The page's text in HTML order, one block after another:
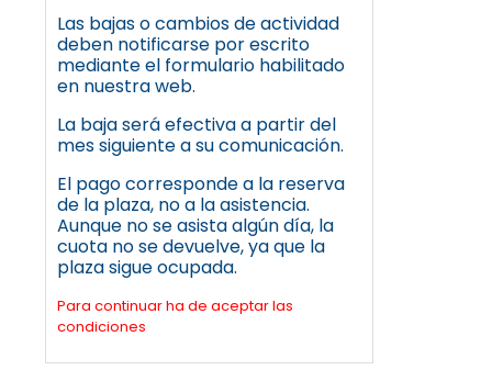
Las bajas o cambios de actividad
deben notificarse por escrito
mediante el formulario habilitado
en nuestra web.
La baja será efectiva a partir del
mes siguiente a su comunicación.
El pago corresponde a la reserva
de la plaza, no a la asistencia.
Aunque no se asista algún día, la
cuota no se devuelve, ya que la
plaza sigue ocupada.
Para continuar ha de aceptar las
condiciones